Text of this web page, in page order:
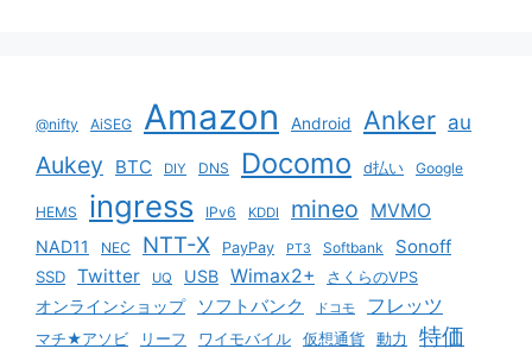
@nifty AiSEG Amazon Android Anker au
Aukey BTC DIY DNS Docomo d払い Google
HEMS ingress IPv6 KDDI mineo MVMO
NAD11 NEC NTT-X PayPay PT3 Softbank Sonoff
SSD Twitter UQ USB Wimax2+ さくらのVPS
オンラインショップ ソフトバンク ドコモ フレッツ
マチ★アソビ リーフ ワイモバイル 仮想通貨 動力 特価